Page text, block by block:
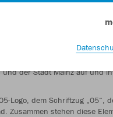
Heimtrikot für die
der Stadt Mainz auf und
Logo, dem Schriftzug „05“,
Zusammen stehen diese